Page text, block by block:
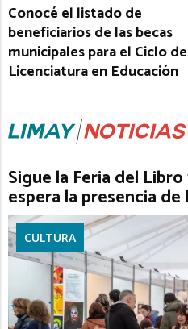
Conocé el listado de
beneficiarios de las becas
municipales para el Ciclo de
Licenciatura en Educación
Sigue la Feria del
espera la presencia
CULTURA